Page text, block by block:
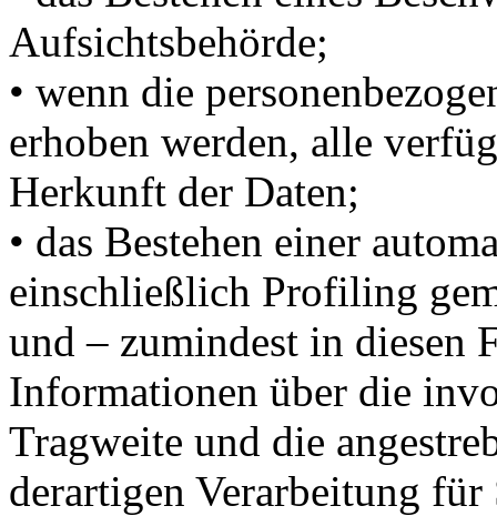
Aufsichtsbehörde;
• wenn die
erhoben werden, alle
Herkunft der Daten;
• das Bestehen einer
einschließlich Profiling
und – zumindest in diesen
Informationen über die
Tragweite und die
derartigen Verarbeitung für